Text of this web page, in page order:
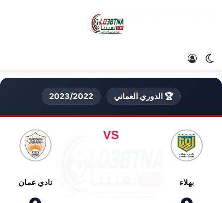
الوضع المظلم
🏆 الدوري العماني 2023/2022
بهلاء
VS
نادي عمان